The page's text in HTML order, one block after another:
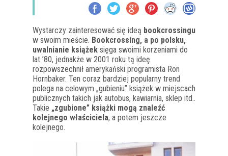
Wystarczy zainteresować się ideą bookcrossingu
w swoim mieście. Bookcrossing, a po polsku,
uwalnianie książek sięga swoimi korzeniami do
lat ’80, jednakże w 2001 roku tą ideę
rozpowszechnił amerykański programista Ron
Hornbaker. Ten coraz bardziej popularny trend
polega na celowym „gubieniu” książek w miejscach
publicznych takich jak autobus, kawiarnia, sklep itd..
Takie „zgubione” książki mogą znaleźć
kolejnego właściciela, a potem jeszcze
kolejnego.